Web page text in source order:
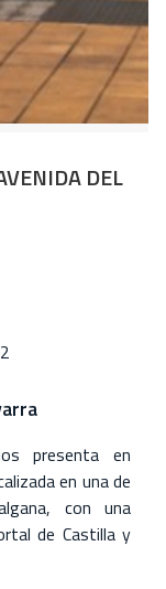
DEL
2
presenta en
en una de
con una
de Castilla y